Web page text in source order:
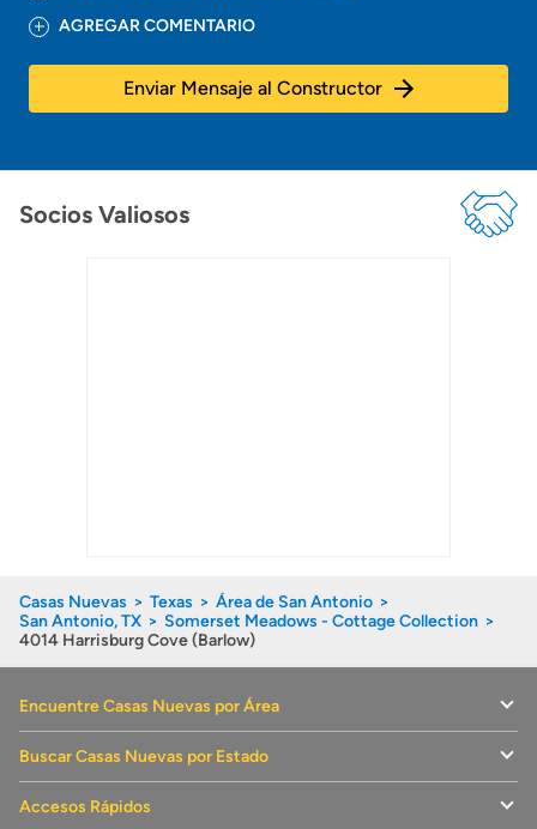
AGREGAR COMENTARIO
Enviar Mensaje al Constructor
Socios Valiosos
Casas Nuevas Texas
Área de San Antonio
San Antonio, TX
Somerset Meadows - Cottage Collection
4014 Harrisburg Cove (Barlow)
Encuentre Casas Nuevas por Área
Buscar Casas Nuevas por Estado
Accesos Rápidos